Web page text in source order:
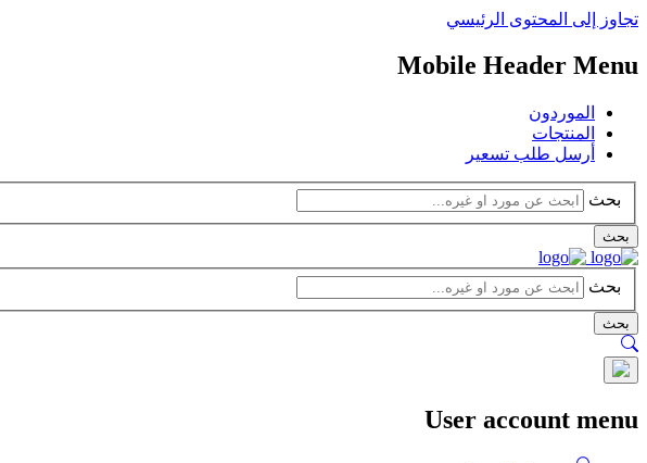
تجاوز إلى المحتوى الرئيسي
Mobile Header Menu
الموردون
المنتجات
أرسل طلب تسعير
بحث
بحث
بحث
بحث
User account menu